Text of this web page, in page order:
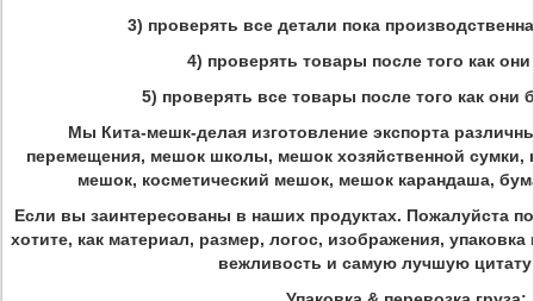
3) проверять все детали пока
4) проверять товары после того как
5) проверять все товары после того как они
Мы Кита-мешк-делая изготовление экспорта
перемещения, мешок школы, мешок хозяйственной
мешок, косметический мешок, мешок карандаша,
Если вы заинтересованы в наших продуктах. Пожалуйста
хотите, как материал, размер, логос, изображения,
вежливость и самую лучшую цитату